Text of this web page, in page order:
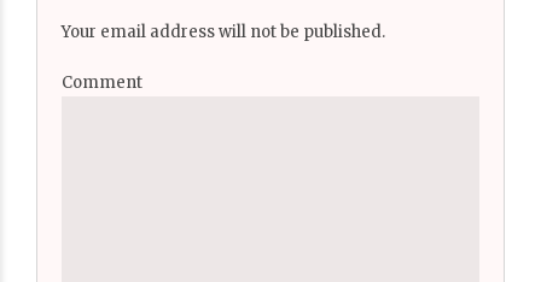
Your email address will not be published.
Comment